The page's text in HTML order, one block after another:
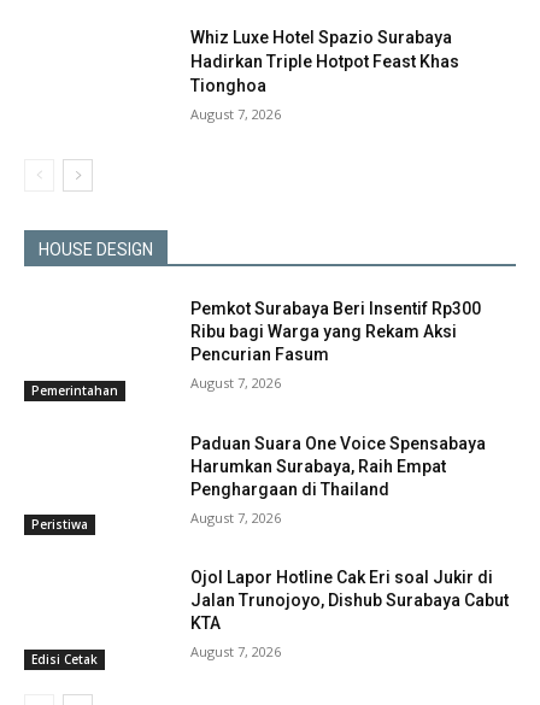
Whiz Luxe Hotel Spazio Surabaya
Hadirkan Triple Hotpot Feast Khas
Tionghoa
August 7, 2026
HOUSE DESIGN
Pemerintahan
Pemkot Surabaya Beri Insentif Rp300
Ribu bagi Warga yang Rekam Aksi
Pencurian Fasum
August 7, 2026
Peristiwa
Paduan Suara One Voice Spensabaya
Harumkan Surabaya, Raih Empat
Penghargaan di Thailand
August 7, 2026
Edisi Cetak
Ojol Lapor Hotline Cak Eri soal Jukir di
Jalan Trunojoyo, Dishub Surabaya Cabut
KTA
August 7, 2026